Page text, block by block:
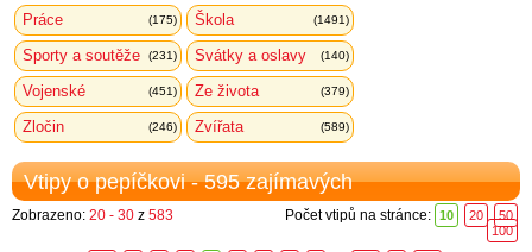
Práce (175) Škola (1491)
Sporty a soutěže (231) Svátky a oslavy (140)
Vojenské (451) Ze života (379)
Zločin (246) Zvířata (589)
Vtipy o pepíčkovi - 595 zajímavých
Zobrazeno: 20 - 30 z 583 Počet vtipů na stránce: 10 20
50
100